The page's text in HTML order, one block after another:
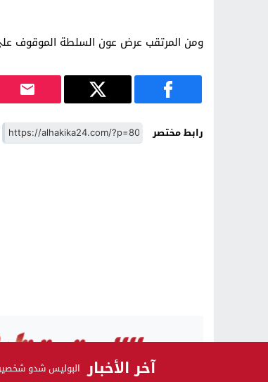
ومن المرتقب عرض عون السلطة الموقوف على
رابط مختصر
آخر الأخبار البوليس شدو